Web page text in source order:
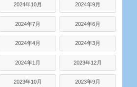
2024年10月 2024年9月
2024年7月 2024年6月
2024年4月 2024年3月
2024年1月 2023年12月
2023年10月 2023年9月